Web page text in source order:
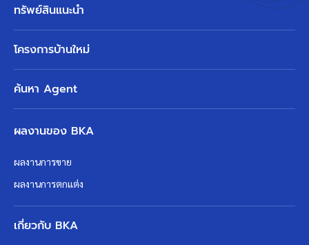
ทรัพย์สินแนะนำ
โครงการบ้านใหม่
ค้นหา Agent
ผลงานของ BKA
ผลงานการขาย
ผลงานการตกแต่ง
เกี่ยวกับ BKA